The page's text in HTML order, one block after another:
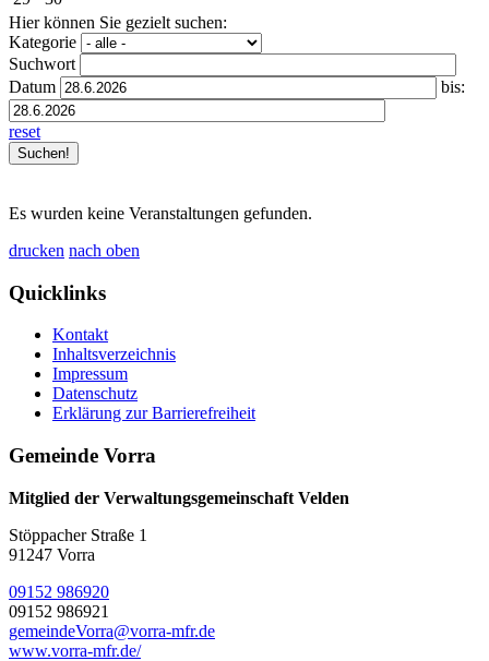
Hier können Sie gezielt suchen:
Kategorie
Suchwort
Datum
bis:
reset
Es wurden keine Veranstaltungen gefunden.
drucken nach oben
Quicklinks
Kontakt
Inhaltsverzeichnis
Impressum
Datenschutz
Erklärung zur Barrierefreiheit
Gemeinde Vorra
Mitglied der Verwaltungsgemeinschaft Velden
Stöppacher Straße 1
91247 Vorra
09152 986920
09152 986921
gemeindeVorra@vorra-mfr.de
www.vorra-mfr.de/